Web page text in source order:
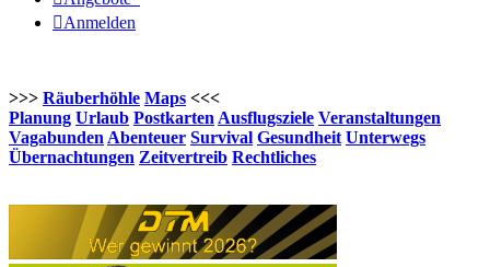
Anmelden
>>> Räuberhöhle Maps <<<
Planung Urlaub Postkarten Ausflugsziele Veranstaltungen
Vagabunden Abenteuer Survival Gesundheit Unterwegs
Übernachtungen Zeitvertreib Rechtliches